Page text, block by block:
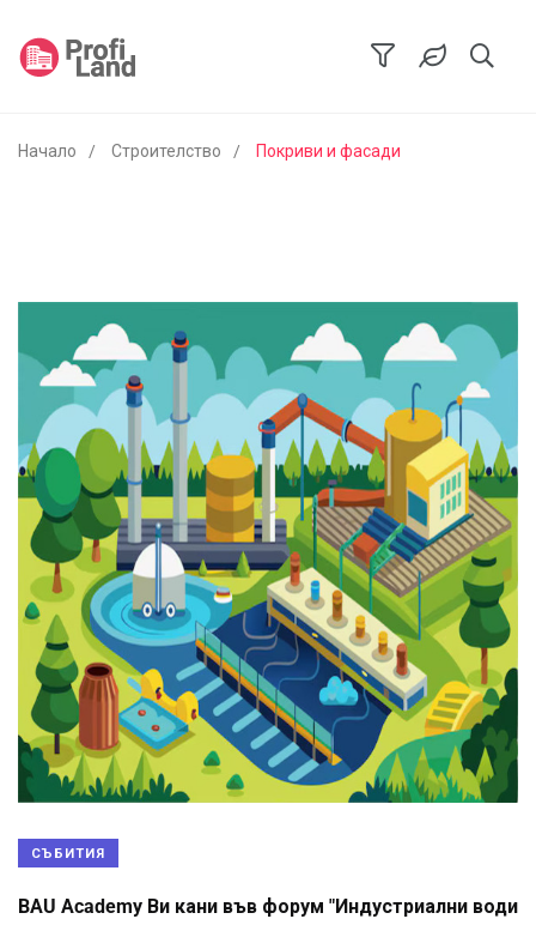
Начало Строителство Покриви и фасади
СЪБИТИЯ
BAU Academy Ви кани във форум "Индустриални води